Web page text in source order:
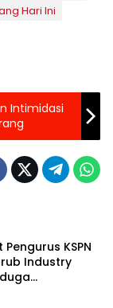
Hari Ini
Intimidasi
Pengurus KSPN
Industry